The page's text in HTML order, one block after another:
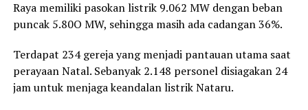
Raya memiliki pasokan listrik 9.062 MW dengan beban
puncak 5.80O MW, sehingga masih ada cadangan 36%.
Terdapat 234 gereja yang menjadi pantauan utama saat
perayaan Natal. Sebanyak 2.148 personel disiagakan 24
jam untuk menjaga keandalan listrik Nataru.